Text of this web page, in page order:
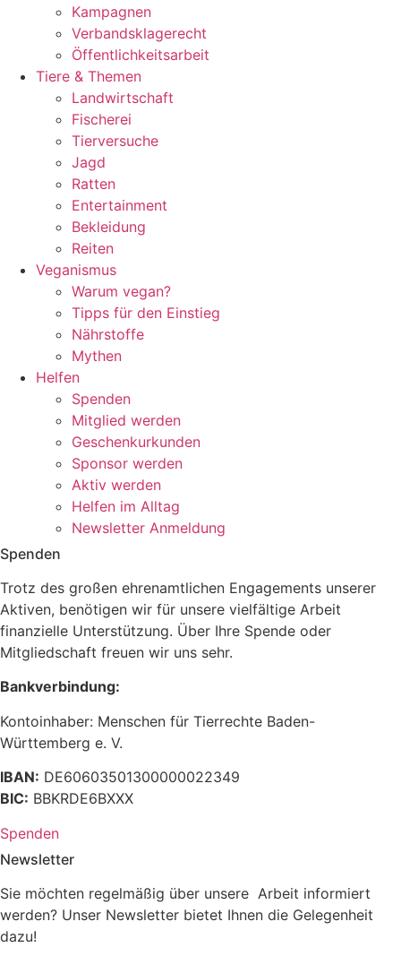
Kampagnen
Verbandsklagerecht
Öffentlichkeitsarbeit
Tiere & Themen
Landwirtschaft
Fischerei
Tierversuche
Jagd
Ratten
Entertainment
Bekleidung
Reiten
Veganismus
Warum vegan?
Tipps für den Einstieg
Nährstoffe
Mythen
Helfen
Spenden
Mitglied werden
Geschenkurkunden
Sponsor werden
Aktiv werden
Helfen im Alltag
Newsletter Anmeldung
Spenden
Trotz des großen ehrenamtlichen Engagements unserer
Aktiven, benötigen wir für unsere vielfältige Arbeit
finanzielle Unterstützung. Über Ihre Spende oder
Mitgliedschaft freuen wir uns sehr.
Bankverbindung:
Kontoinhaber: Menschen für Tierrechte Baden-
Württemberg e. V.
IBAN: DE60603501300000022349
BIC: BBKRDE6BXXX
Spenden
Newsletter
Sie möchten regelmäßig über unsere Arbeit informiert
werden? Unser Newsletter bietet Ihnen die Gelegenheit
dazu!